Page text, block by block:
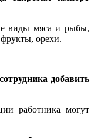
виды мяса и рыбы,
орехи.
добавить
работника могут